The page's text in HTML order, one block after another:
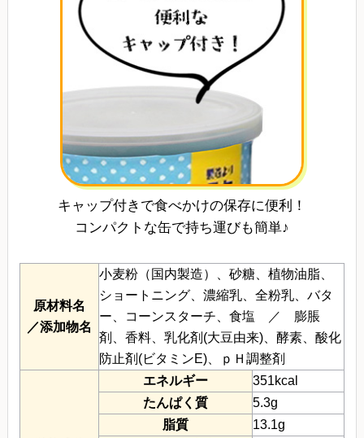
キャップ付きで食べかけの保存に便利！
コンパクトな缶で持ち運びも簡単♪
原材料名
／添加物名
小麦粉（国内製造）、砂糖、植物油脂、
ショートニング、濃縮乳、全粉乳、バタ
ー、コーンスターチ、食塩 ／ 膨脹
剤、香料、乳化剤(大豆由来)、酵素、酸化
防止剤(ビタミンE)、ｐＨ調整剤
エネルギー
351kcal
たんぱく質
5.3g
脂質
13.1g